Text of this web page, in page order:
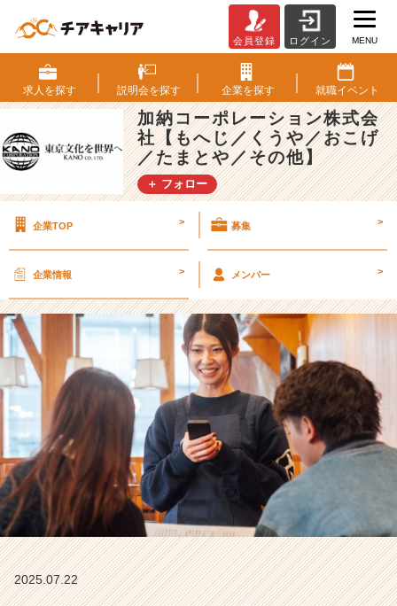
「“飲
食”の
イ
メ
ー
ジ、
変
え
ま
☀️
納
コ
ポ
レ
ー
シ
ョ
ン
株
会員登録 ログイン MENU
求人を探す 説明会を探す 企業を探す 就職イベント
加納コーポレーション株式会
社【もへじ／くうや／おこげ
／たまとや／その他】
＋ フォロー
企業TOP > 募集 >
企業情報 > メンバー >
2025.07.22